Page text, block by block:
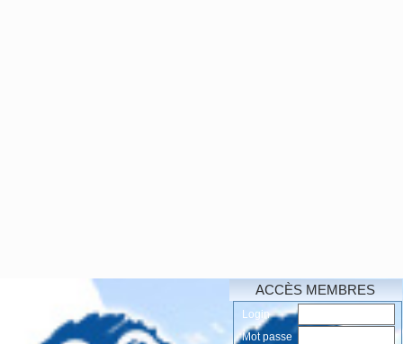
ACCÈS MEMBRES
Login
Mot passe